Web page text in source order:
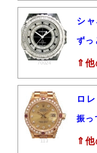
70024
シ
ずっ
⇑他
113
ロ
振っ
⇑他